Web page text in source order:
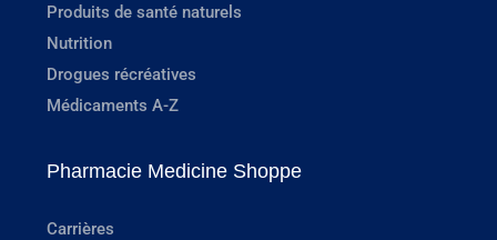
Produits de santé naturels
Nutrition
Drogues récréatives
Médicaments A-Z
Pharmacie Medicine Shoppe
Carrières